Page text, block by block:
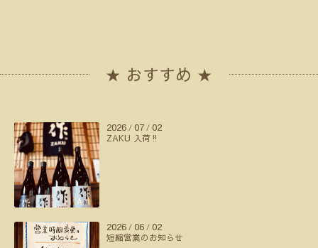
★ おすすめ ★
2026 / 07 / 02
ZAKU 入荷‼️
2026 / 06 / 02
短縮営業のお知らせ